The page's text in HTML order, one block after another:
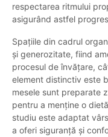
respectarea ritmului
asigurând astfel
Spațiile din cadrul
și generozitate, fiind
procesul de învățare,
element distinctiv este
mesele sunt preparate
pentru a menține o
studiu este adaptat
a oferi siguranță și